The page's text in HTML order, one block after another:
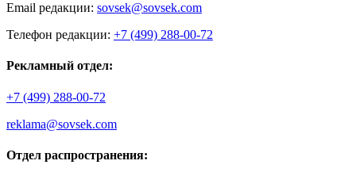
Email редакции: sovsek@sovsek.com
Телефон редакции: +7 (499) 288-00-72
Рекламный отдел:
+7 (499) 288-00-72
reklama@sovsek.com
Отдел распространения: